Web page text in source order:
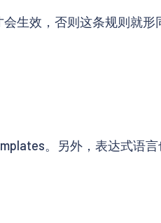
生效，否则这条规则就形
。另外，表达式语